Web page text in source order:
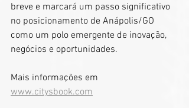
breve e marcará um passo significativo
no posicionamento de Anápolis/GO
como um polo emergente de inovação,
negócios e oportunidades.
Mais informações em
www.citysbook.com